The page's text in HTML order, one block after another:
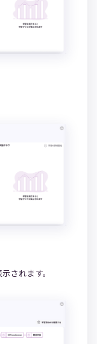
されます。